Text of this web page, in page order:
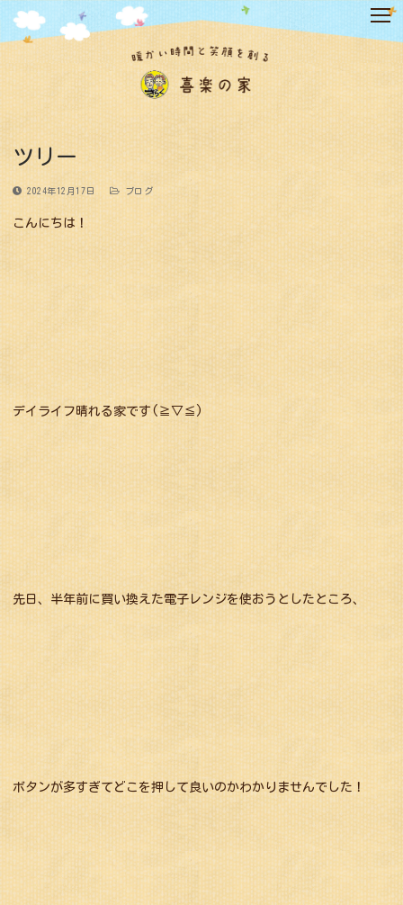
テ
ン
ツ
ス
キ
ッ
プ
ツリー
2024年12月17日 ブログ
こんにちは！
デイライフ晴れる家です(≧▽≦)
先日、半年前に買い換えた電子レンジを使おうとしたところ、
ボタンが多すぎてどこを押して良いのかわかりませんでした！